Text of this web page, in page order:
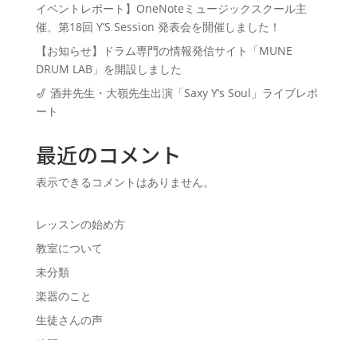
イベントレポート】OneNoteミュージックスクール主
催、第18回 Y’S Session 発表会を開催しました！
【お知らせ】ドラム専門の情報発信サイト「MUNE
DRUM LAB」を開設しました
🎷 酒井先生・大嶺先生出演「Saxy Y’s Soul」ライブレポ
ート
最近のコメント
表示できるコメントはありません。
レッスンの始め方
教室について
未分類
楽器のこと
生徒さんの声